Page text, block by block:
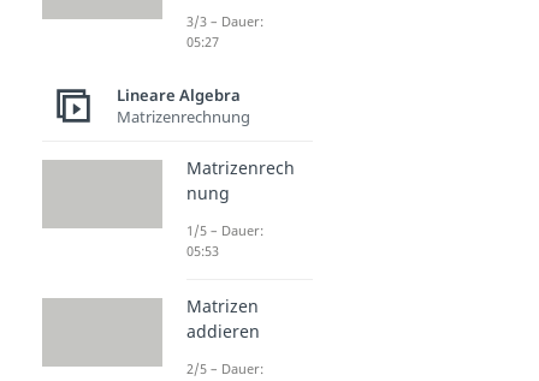
3/3 – Dauer:
05:27
Lineare Algebra
Matrizenrechnung
Matrizenrech
nung
1/5 – Dauer:
05:53
Matrizen
addieren
2/5 – Dauer: